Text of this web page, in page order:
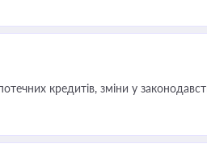
кредитів, зміни у